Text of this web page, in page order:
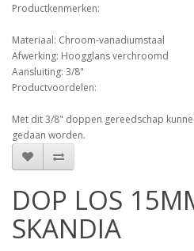
Productkenmerken:
Materiaal: Chroom-vanadiumstaal
Afwerking: Hoogglans verchroomd
Aansluiting: 3/8"
Productvoordelen:
Met dit 3/8" doppen gereedschap
gedaan worden.
DOP LOS
SKANDIA